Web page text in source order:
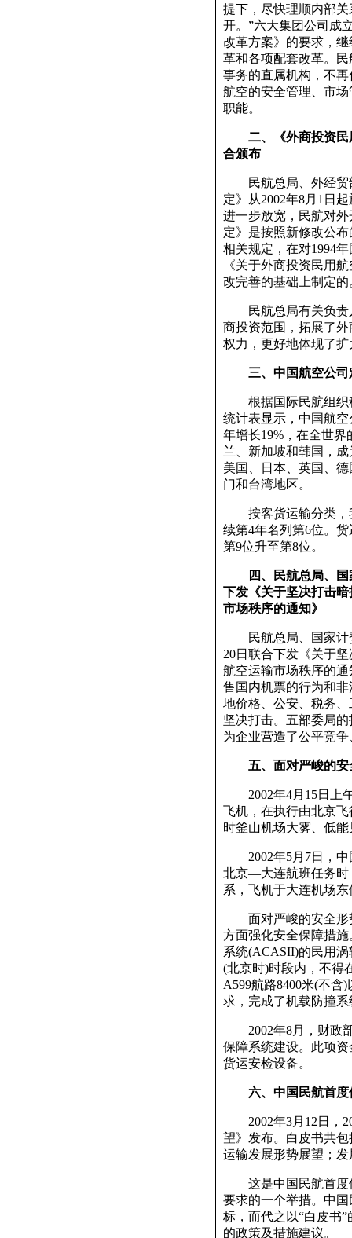
提下，尽快理顺内部
开。”六大集团公司成
改革方案》的要求，
革和各项配套改革。
事务的直属机构，不
航空的安全管理、市
职能。
二、《外商投资
合颁布
民航总局、外经贸
定》从2002年8月1日
进一步放宽，民航对
定》是按照新修改公
相关规定，在对1994
《关于外商投资民用
改完善的基础上制定的
民航总局有关负责
商投资范围，拓展了
权力，更好地体现了
三、中国航空公
根据国际民航组织秘
统计表显示，中国航
年增长19%，在全世
兰、新加坡和韩国，
美国、日本、英国、
门和台湾地区。
按客货运输分类，我
续第4年名列第6位。
第9位升至第8位。
四、民航总局、
下发《关于坚决打击
市场秩序的通知》
民航总局、国家计委
20日联合下发《关于
航空运输市场秩序的
售国内机票的行为和
地价格、公安、税务
坚决打击。五部委局
为企业营造了公平竞
五、面对严峻的
2002年4月15日上午
飞机，在执行由北京
时釜山机场大雾、低能
2002年5月7日，中
北京—大连航班任务时
系，飞机于大连机场
面对严峻的安全形
方面强化安全保障措
系统(ACASII)的民用
(北京时)时段内，不得
A599航路8400米(不含
求，完成了机载防撞
2002年8月，财政部
保障系统建设。此项
货运安检设备。
六、中国民航首
2002年3月12日，
望》发布。白皮书共
运输发展形势展望；
这是中国民航首度
要求的一个举措。中
标，而代之以“白皮书
的政策及措施建议。